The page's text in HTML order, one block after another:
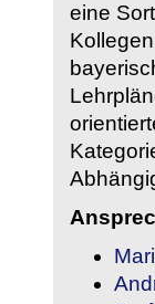
eine